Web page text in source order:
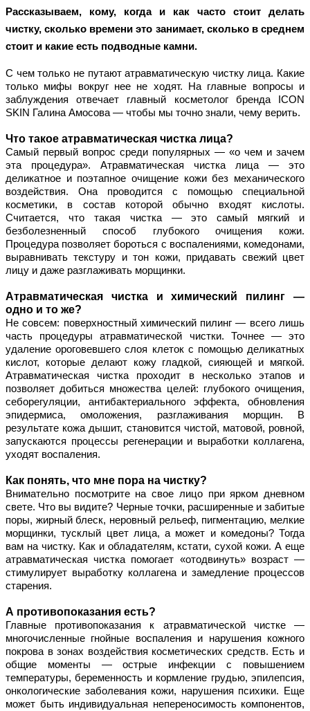
Рассказываем, кому, когда и как часто стоит делать
чистку, сколько времени это занимает, сколько в среднем
стоит и какие есть подводные камни.
С чем только не путают атравматическую чистку лица. Какие
только мифы вокруг нее не ходят. На главные вопросы и
заблуждения отвечает главный косметолог бренда ICON
SKIN Галина Амосова — чтобы мы точно знали, чему верить.
Что такое атравматическая чистка лица?
Самый первый вопрос среди популярных — «о чем и зачем
эта процедура». Атравматическая чистка лица — это
деликатное и поэтапное очищение кожи без механического
воздействия. Она проводится с помощью специальной
косметики, в состав которой обычно входят кислоты.
Считается, что такая чистка — это самый мягкий и
безболезненный способ глубокого очищения кожи.
Процедура позволяет бороться с воспалениями, комедонами,
выравнивать текстуру и тон кожи, придавать свежий цвет
лицу и даже разглаживать морщинки.
Атравматическая чистка и химический пилинг —
одно и то же?
Не совсем: поверхностный химический пилинг — всего лишь
часть процедуры атравматической чистки. Точнее — это
удаление ороговевшего слоя клеток с помощью деликатных
кислот, которые делают кожу гладкой, сияющей и мягкой.
Атравматическая чистка проходит в несколько этапов и
позволяет добиться множества целей: глубокого очищения,
себорегуляции, антибактериального эффекта, обновления
эпидермиса, омоложения, разглаживания морщин. В
результате кожа дышит, становится чистой, матовой, ровной,
запускаются процессы регенерации и выработки коллагена,
уходят воспаления.
Как понять, что мне пора на чистку?
Внимательно посмотрите на свое лицо при ярком дневном
свете. Что вы видите? Черные точки, расширенные и забитые
поры, жирный блеск, неровный рельеф, пигментацию, мелкие
морщинки, тусклый цвет лица, а может и комедоны? Тогда
вам на чистку. Как и обладателям, кстати, сухой кожи. А еще
атравматическая чистка помогает «отодвинуть» возраст —
стимулирует выработку коллагена и замедление процессов
старения.
А противопоказания есть?
Главные противопоказания к атравматической чистке —
многочисленные гнойные воспаления и нарушения кожного
покрова в зонах воздействия косметических средств. Есть и
общие моменты — острые инфекции с повышением
температуры, беременность и кормление грудью, эпилепсия,
онкологические заболевания кожи, нарушения психики. Еще
может быть индивидуальная непереносимость компонентов,